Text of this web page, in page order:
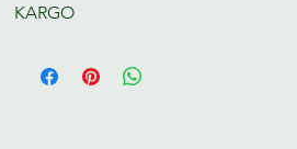
hazırlanacaktır.
KARGO
Tahmini Kargo teslim 2-3 iş günü